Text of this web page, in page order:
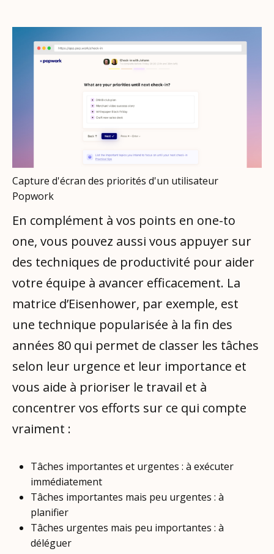
Capture d'écran des priorités d'un utilisateur
Popwork
En complément à vos points en one-to
one, vous pouvez aussi vous appuyer sur
des techniques de productivité pour aider
votre équipe à avancer efficacement. La
matrice d’Eisenhower, par exemple, est
une technique popularisée à la fin des
années 80 qui permet de classer les tâches
selon leur urgence et leur importance et
vous aide à prioriser le travail et à
concentrer vos efforts sur ce qui compte
vraiment :
Tâches importantes et urgentes : à exécuter
immédiatement
Tâches importantes mais peu urgentes : à
planifier
Tâches urgentes mais peu importantes : à
déléguer